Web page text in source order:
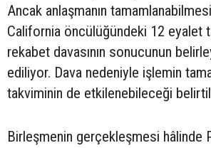
Ancak anlaşmanın
California öncülüğündeki 12 eyalet
rekabet davasının sonucunun
ediliyor. Dava nedeniyle işlemin
takviminin de etkilenebileceği
Birleşmenin gerçekleşmesi hâlinde